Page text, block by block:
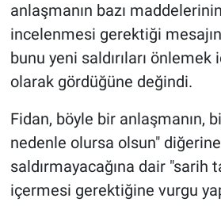
anlaşmanın bazı
incelenmesi gerektiği
bunu yeni saldırıları
olarak gördüğüne değindi.
Fidan, böyle bir anlaşmanın,
nedenle olursa olsun" diğerine
saldırmayacağına dair "sarih
içermesi gerektiğine vurgu